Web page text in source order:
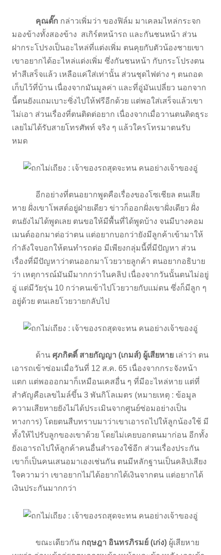
คุณตั๊ก กล่าวเพิ่มว่า ของฟิล์ม มาเคลมไหล่กระจก
มองข้างทั้งสองข้าง สเกิร์ตหน้ารถ และกันชนหน้า ส่วน
ฝากระโปรงเป็นอะไหล่ที่แต่งเพิ่ม ตนคุยกับตัวน้องชายเขา
เขาอยากได้อะไหล่แต่งเพิ่ม ซึ่งกันชนหน้า กับกระโปรงตน
ทำสีเสร็จแล้ว เหลือแค่ใส่เท่านั้น ส่วนชุดไฟต่าง ๆ ตนถอด
เก็บไว้ที่บ้าน เนื่องจากมันมูลค่า และที่อู่มันเปลี่ยว นอกจาก
นี้ตนยังแถมเบาะซิ่งไปให้ฟรีอีกด้วย แต่พอใส่เสร็จแล้วเขา
ไม่เอา ส่วนเรื่องที่ตนติดต่อยาก เนื่องจากเมื่อวานตนติดธุระ
เลยไม่ได้รับสายโทรศัพท์ จริง ๆ แล้วใครโทรมาตนรับ
หมด
อีกอย่างที่ตนอยากพูดคือเรื่องของโซเชียล ตนเสีย
หาย ฝั่งเขาโพสต์อยู่ฝ่ายเดียว ข่าวก็ออกฝั่งเขาฝั่งเดียว ฝั่ง
ตนยังไม่ได้พูดเลย ตนขอให้มีพื้นที่ได้พูดบ้าง จนมีบางคอม
เมนต์ออกมาต่อว่าตน แต่อยากบอกว่ายังมีลูกค้าเข้ามาให้
กำลังใจบอกให้ตนทำรถต่อ มีเพียงกลุ่มนี้ที่มีปัญหา ส่วน
เรื่องที่มีปัญหาว่าตนออกมาโวยวายลูกค้า ตนอยากอธิบาย
ว่า เหตุการณ์มันมีมากกว่าในคลิป เนื่องจากวันนั้นตนไม่อยู่
อู่ แต่มีวัยรุ่น 10 กว่าคนเข้าไปโวยวายกับแม่ตน ซึ่งก็มีลูก ๆ
อยู่ด้วย ตนเลยโวยวายกลับไป
ด้าน ศุภกิตติ์ สายกัญญา (เกมส์) ผู้เสียหาย เล่าว่า ตน
เอารถเข้าซ่อมเมื่อวันที่ 12 ส.ค. 65 เนื่องจากกระจังหน้า
แตก แต่พอออกมาก็เหมือนเคสอื่น ๆ ที่มีอะไหล่หาย แต่ที่
สำคัญคือเลขไมล์ขึ้น 3 พันกิโลเมตร (หมายเหตุ : ข้อมูล
ความเสียหายยังไม่ได้ประเมินจากศูนย์ซ่อมอย่างเป็น
ทางการ) โดยตนสืบทราบมาว่าเขาเอารถไปให้ลูกน้องใช้ มี
ทั้งให้ไปรับลูกของเขาด้วย โดยไม่เคยบอกตนมาก่อน อีกทั้ง
ยังเอารถไปให้ลูกค้าคนอื่นสำรองใช้อีก ส่วนเรื่องประกัน
เขาก็เป็นคนเสนอมาเองเช่นกัน ตนมีหลักฐานเป็นคลิปเสียง
ใจความว่า เขาอยากไม่ได้อยากได้เงินจากตน แต่อยากได้
เงินประกันมากกว่า
ขณะเดียวกัน กฤษฎา อินทรภิรมย์ (เก่ง) ผู้เสียหาย